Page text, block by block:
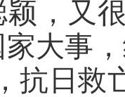
，又
大事
抗日救